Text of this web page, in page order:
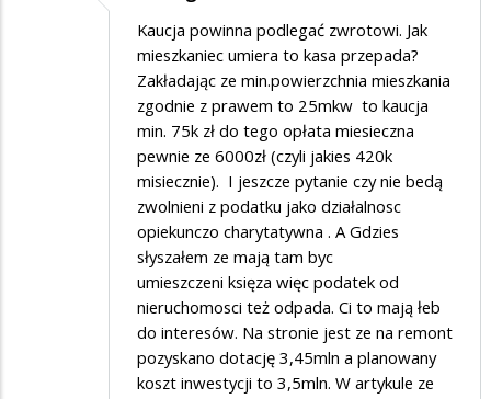
kaucja,
bezzwrotna
op[łata
która
przepada
Kaucja powinna podlegać zwrotowi. Jak
mieszkaniec umiera to kasa przepada?
Zakładając ze min.powierzchnia mieszkania
zgodnie z prawem to 25mkw to kaucja
min. 75k zł do tego opłata miesieczna
pewnie ze 6000zł (czyli jakies 420k
misiecznie). I jeszcze pytanie czy nie bedą
zwolnieni z podatku jako działalnosc
opiekunczo charytatywna . A Gdzies
słyszałem ze mają tam byc
umieszczeni księza więc podatek od
nieruchomosci też odpada. Ci to mają łeb
do interesów. Na stronie jest ze na remont
pozyskano dotację 3,45mln a planowany
koszt inwestycji to 3,5mln. W artykule ze